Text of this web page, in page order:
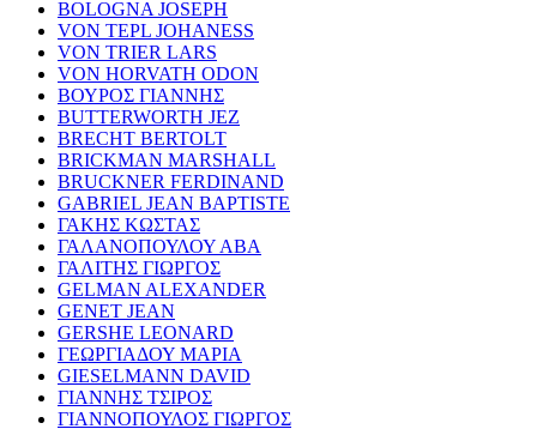
BOLOGNA JOSEPH
VON TEPL JOHANESS
VON TRIER LARS
VON HORVATH ODON
ΒΟΥΡΟΣ ΓΙΑΝΝΗΣ
BUTTERWORTH JEZ
BRECHT BERTOLT
BRICKMAN MARSHALL
BRUCKNER FERDINAND
GABRIEL JEAN BAPTISTE
ΓΑΚΗΣ ΚΩΣΤΑΣ
ΓΑΛΑΝΟΠΟΥΛΟΥ ΑΒΑ
ΓΑΛΙΤΗΣ ΓΙΩΡΓΟΣ
GELMAN ALEXANDER
GENET JEAN
GERSHE LEONARD
ΓΕΩΡΓΙΑΔΟΥ ΜΑΡΙΑ
GIESELMANN DAVID
ΓΙΑΝΝΗΣ ΤΣΙΡΟΣ
ΓΙΑΝΝΟΠΟΥΛΟΣ ΓΙΩΡΓΟΣ